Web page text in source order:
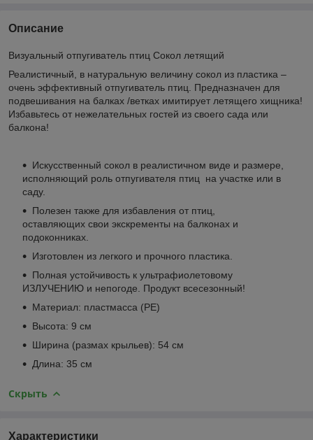
Описание
Визуальный отпугиватель птиц Сокол летящий
Реалистичный, в натуральную величину сокол из пластика –
очень эффективный отпугиватель птиц. Предназначен для
подвешивания на балках /ветках имитирует летящего хищника!
Избавьтесь от нежелательных гостей из своего сада или
балкона!
Искусственный сокол в реалистичном виде и размере,
исполняющий роль отпугивателя птиц на участке или в
саду.
Полезен также для избавления от птиц,
оставляющих свои экскременты на балконах и
подоконниках.
Изготовлен из легкого и прочного пластика.
Полная устойчивость к ультрафиолетовому
ИЗЛУЧЕНИЮ и непогоде. Продукт всесезонный!
Материал: пластмасса (PE)
Высота: 9 см
Ширина (размах крыльев): 54 см
Длина: 35 см
Скрыть
Характеристики